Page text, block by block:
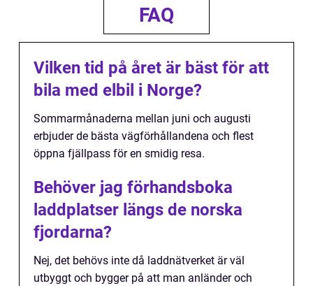
FAQ
Vilken tid på året är bäst för att
bila med elbil i Norge?
Sommarmånaderna mellan juni och augusti
erbjuder de bästa vägförhållandena och flest
öppna fjällpass för en smidig resa.
Behöver jag förhandsboka
laddplatser längs de norska
fjordarna?
Nej, det behövs inte då laddnätverket är väl
utbyggt och bygger på att man anländer och